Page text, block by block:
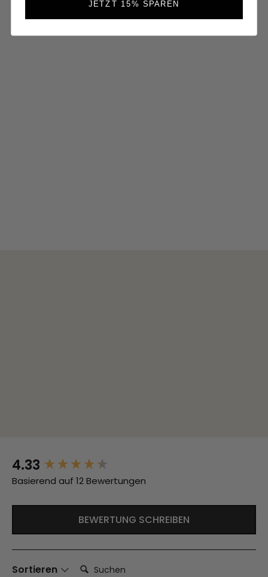
4.33
Basierend auf 12 Bewertungen
BEWERTUNG SCHREIBEN
Sortieren Suchen:
New content loaded
JETZT 15% SPAREN